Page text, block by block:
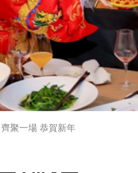
齊聚一場 恭賀新年